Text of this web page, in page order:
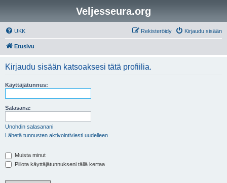
Veljesseura.org
UKK Kirjaudu sisään
Rekisteröidy
Etusivu
Kirjaudu sisään katsoaksesi tätä profiilia.
Käyttäjätunnus:
Salasana:
Unohdin salasanani
Lähetä tunnusten aktivointiviesti uudelleen
Muista minut
Piilota käyttäjätunnukseni tällä kertaa